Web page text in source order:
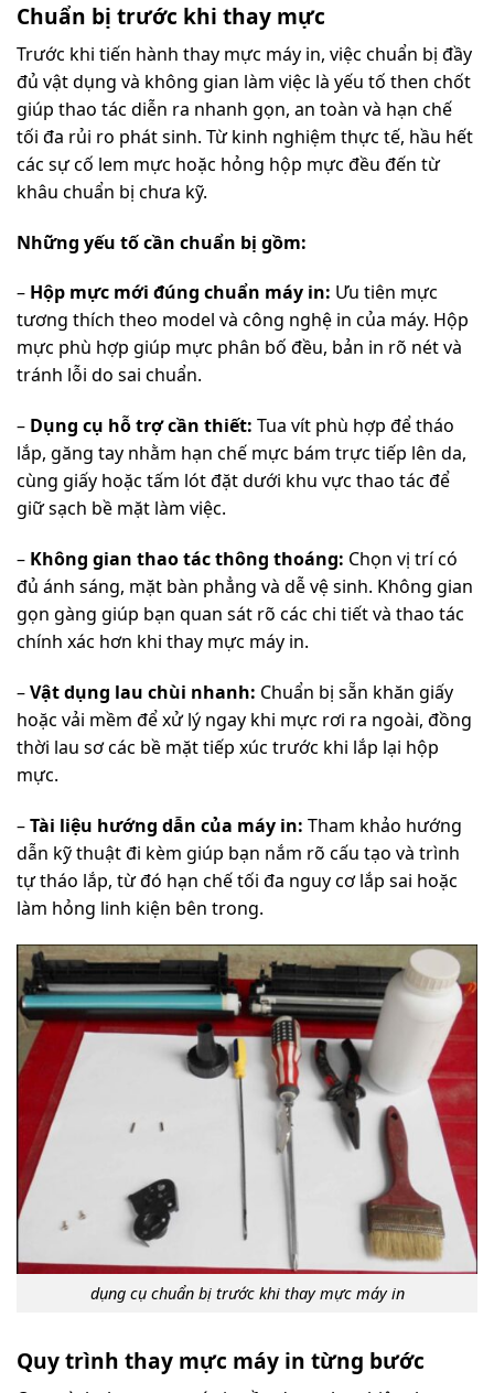
Chuẩn bị trước khi thay mực
Trước khi tiến hành thay mực máy in, việc chuẩn bị đầy
đủ vật dụng và không gian làm việc là yếu tố then chốt
giúp thao tác diễn ra nhanh gọn, an toàn và hạn chế
tối đa rủi ro phát sinh. Từ kinh nghiệm thực tế, hầu hết
các sự cố lem mực hoặc hỏng hộp mực đều đến từ
khâu chuẩn bị chưa kỹ.
Những yếu tố cần chuẩn bị gồm:
– Hộp mực mới đúng chuẩn máy in: Ưu tiên mực
tương thích theo model và công nghệ in của máy. Hộp
mực phù hợp giúp mực phân bố đều, bản in rõ nét và
tránh lỗi do sai chuẩn.
– Dụng cụ hỗ trợ cần thiết: Tua vít phù hợp để tháo
lắp, găng tay nhằm hạn chế mực bám trực tiếp lên da,
cùng giấy hoặc tấm lót đặt dưới khu vực thao tác để
giữ sạch bề mặt làm việc.
– Không gian thao tác thông thoáng: Chọn vị trí có
đủ ánh sáng, mặt bàn phẳng và dễ vệ sinh. Không gian
gọn gàng giúp bạn quan sát rõ các chi tiết và thao tác
chính xác hơn khi thay mực máy in.
–Vật dụng lau chùi nhanh: Chuẩn bị sẵn khăn giấy
hoặc vải mềm để xử lý ngay khi mực rơi ra ngoài, đồng
thời lau sơ các bề mặt tiếp xúc trước khi lắp lại hộp
mực.
–Tài liệu hướng dẫn của máy in: Tham khảo hướng
dẫn kỹ thuật đi kèm giúp bạn nắm rõ cấu tạo và trình
tự tháo lắp, từ đó hạn chế tối đa nguy cơ lắp sai hoặc
làm hỏng linh kiện bên trong.
dụng cụ chuẩn bị trước khi thay mực máy in
Quy trình thay mực máy in từng bước